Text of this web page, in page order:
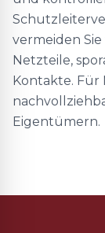
vermeiden
Netzteile,
Kontakte. Für
Eigentümern.